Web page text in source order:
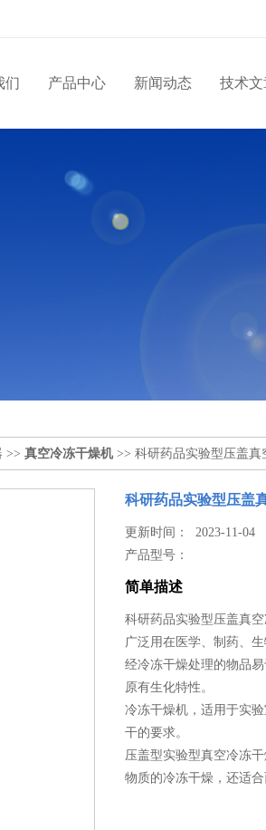
们 产品中心 新闻动态 技术文
>> 真空冷冻干燥机>> 科研药品实验型压盖真
科研药品实验型压盖
更新时间： 2023-11-04
产品型号：
简单描述
科研药品实验型压盖真
广泛用在医学、制药、
经冷冻干燥处理的物品
原有生化特性。
冷冻干燥机，适用于实
干的要求。
压盖型实验型真空冷冻
物质的冷冻干燥，还适